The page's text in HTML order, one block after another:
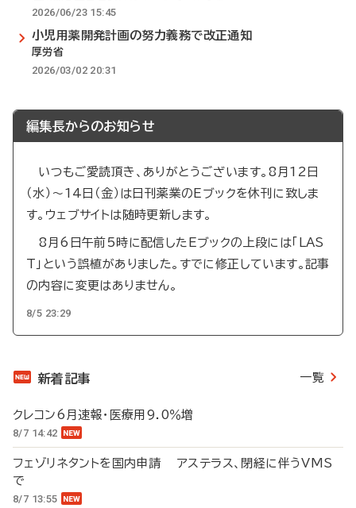
2026/06/23 15:45
小児用薬開発計画の努力義務で改正通知
厚労省
2026/03/02 20:31
編集長からのお知らせ
いつもご愛読頂き、ありがとうございます。8月12日
（水）～14日（金）は日刊薬業のEブックを休刊に致しま
す。ウェブサイトは随時更新します。
8月6日午前5時に配信したEブックの上段には「LAS
T」という誤植がありました。すでに修正しています。記事
の内容に変更はありません。
8/5 23:29
新着記事 一覧
クレコン6月速報・医療用9.0％増
8/7 14:42
フェゾリネタントを国内申請 アステラス、閉経に伴うVMS
で
8/7 13:55